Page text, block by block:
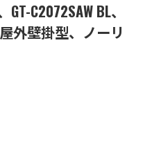
C2072SAW BL、
外壁掛型、ノーリ